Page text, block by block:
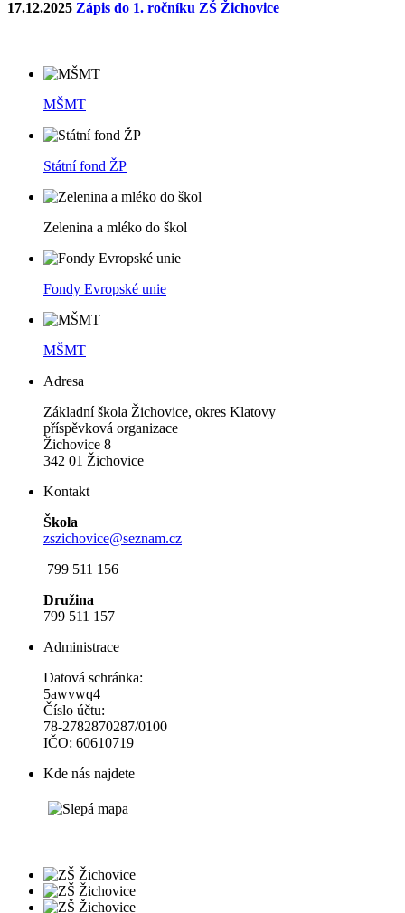
17.12.2025 Zápis do 1. ročníku ZŠ Žichovice
MŠMT
Státní fond ŽP
Zelenina a mléko do škol
Fondy Evropské unie
MŠMT
Adresa
Základní škola Žichovice, okres Klatovy
příspěvková organizace
Žichovice 8
342 01 Žichovice
Kontakt
Škola
zszichovice@seznam.cz
799 511 156
Družina
799 511 157
Administrace
Datová schránka:
5awvwq4
Číslo účtu:
78-2782870287/0100
IČO: 60610719
Kde nás najdete